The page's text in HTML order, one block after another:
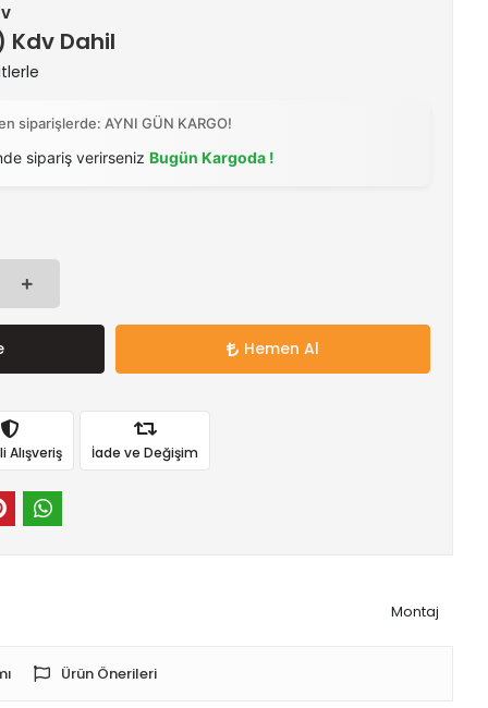
Kdv Dahil
siparişlerde: AYNI GÜN KARGO!
sipariş verirseniz Bugün Kargoda !
Hemen Al
Alışveriş İade ve Değişim
Montaj
Ürün Önerileri